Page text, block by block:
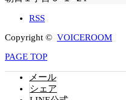
RSS
Copyright © VOICEROOM
PAGE TOP
メール
シェア